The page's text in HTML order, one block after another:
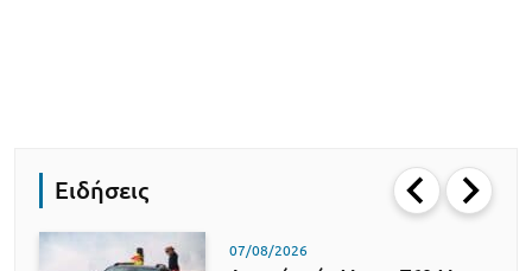
Ειδήσεις
07/08/2026